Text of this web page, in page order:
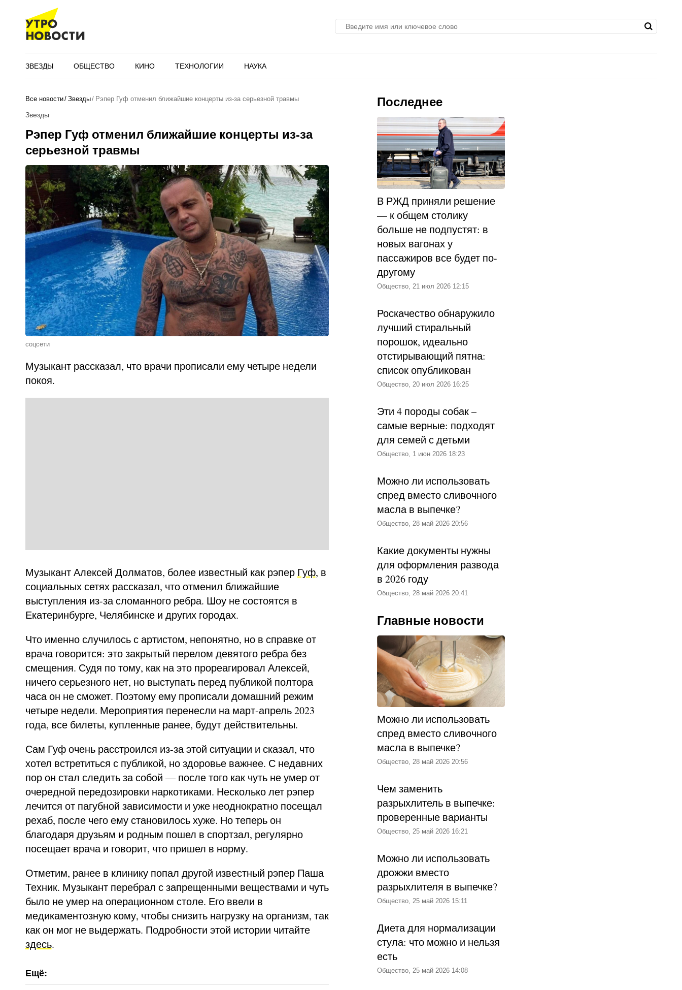
ЗВЕЗДЫ ОБЩЕСТВО КИНО ТЕХНОЛОГИИ НАУКА
Все новости Звезды Рэпер Гуф отменил ближайшие концерты из-за серьезной травмы
Звезды
Рэпер Гуф отменил ближайшие концерты из-за
серьезной травмы
соцсети
Музыкант рассказал, что врачи прописали ему четыре недели
покоя.
Музыкант Алексей Долматов, более известный как рэпер Гуф, в
социальных сетях рассказал, что отменил ближайшие
выступления из-за сломанного ребра. Шоу не состоятся в
Екатеринбурге, Челябинске и других городах.
Что именно случилось с артистом, непонятно, но в справке от
врача говорится: это закрытый перелом девятого ребра без
смещения. Судя по тому, как на это прореагировал Алексей,
ничего серьезного нет, но выступать перед публикой полтора
часа он не сможет. Поэтому ему прописали домашний режим
четыре недели. Мероприятия перенесли на март-апрель 2023
года, все билеты, купленные ранее, будут действительны.
Сам Гуф очень расстроился из-за этой ситуации и сказал, что
хотел встретиться с публикой, но здоровье важнее. С недавних
пор он стал следить за собой — после того как чуть не умер от
очередной передозировки наркотиками. Несколько лет рэпер
лечится от пагубной зависимости и уже неоднократно посещал
рехаб, после чего ему становилось хуже. Но теперь он
благодаря друзьям и родным пошел в спортзал, регулярно
посещает врача и говорит, что пришел в норму.
Отметим, ранее в клинику попал другой известный рэпер Паша
Техник. Музыкант перебрал с запрещенными веществами и чуть
было не умер на операционном столе. Его ввели в
медикаментозную кому, чтобы снизить нагрузку на организм, так
как он мог не выдержать. Подробности этой истории читайте
здесь.
Последнее
В РЖД приняли решение
— к общем столику
больше не подпустят: в
новых вагонах у
пассажиров все будет по-
другому
Общество, 21 июл 2026 12:15
Роскачество обнаружило
лучший стиральный
порошок, идеально
отстирывающий пятна:
список опубликован
Общество, 20 июл 2026 16:25
Эти 4 породы собак –
самые верные: подходят
для семей с детьми
Общество, 1 июн 2026 18:23
Можно ли использовать
спред вместо сливочного
масла в выпечке?
Общество, 28 май 2026 20:56
Какие документы нужны
для оформления развода
в 2026 году
Общество, 28 май 2026 20:41
Главные новости
Можно ли использовать
спред вместо сливочного
масла в выпечке?
Общество, 28 май 2026 20:56
Чем заменить
разрыхлитель в выпечке:
проверенные варианты
Общество, 25 май 2026 16:21
Можно ли использовать
дрожжи вместо
разрыхлителя в выпечке?
Общество, 25 май 2026 15:11
Диета для нормализации
стула: что можно и нельзя
есть
Общество, 25 май 2026 14:08